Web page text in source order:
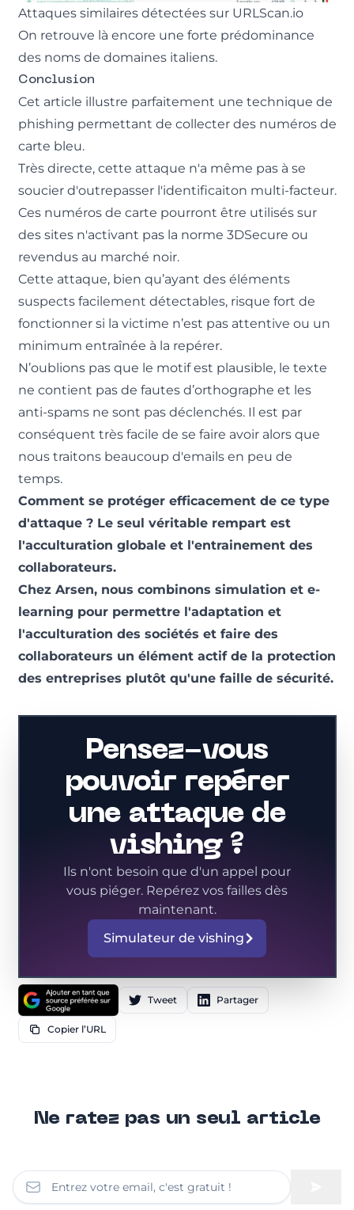
Attaques similaires détectées sur URLScan.io
On retrouve là encore une forte prédominance
des noms de domaines italiens.
Conclusion
Cet article illustre parfaitement une technique de
phishing permettant de collecter des numéros de
carte bleu.
Très directe, cette attaque n'a même pas à se
soucier d'outrepasser l'identificaiton multi-facteur.
Ces numéros de carte pourront être utilisés sur
des sites n'activant pas la norme 3DSecure ou
revendus au marché noir.
Cette attaque, bien qu’ayant des éléments
suspects facilement détectables, risque fort de
fonctionner si la victime n’est pas attentive ou un
minimum entraînée à la repérer.
N’oublions pas que le motif est plausible, le texte
ne contient pas de fautes d’orthographe et les
anti-spams ne sont pas déclenchés. Il est par
conséquent très facile de se faire avoir alors que
nous traitons beaucoup d'emails en peu de
temps.
Comment se protéger efficacement de ce type
d'attaque ? Le seul véritable rempart est
l'acculturation globale et l'entrainement des
collaborateurs.
Chez Arsen, nous combinons simulation et e-
learning pour permettre l'adaptation et
l'acculturation des sociétés et faire des
collaborateurs un élément actif de la protection
des entreprises plutôt qu'une faille de sécurité.
Pensez-vous
pouvoir repérer
une attaque de
vishing ?
Ils n'ont besoin que d'un appel pour
vous piéger. Repérez vos failles dès
maintenant.
Simulateur de vishing
Tweet Partager
Copier l’URL
Ne ratez pas un seul article